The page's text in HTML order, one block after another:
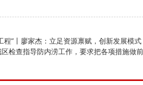
程”丨廖家杰：立足资源禀赋，创新发展模
检查指导防内涝工作，要求把各项措施做